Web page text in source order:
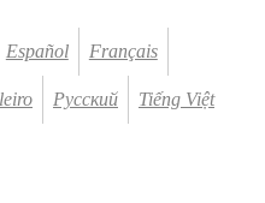
Español Français
Русский Tiếng Việt